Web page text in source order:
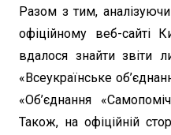
Разом з тим,
офіційному веб-сайті
вдалося знайти звіти
«Всеукраїнське
«Об’єднання
Також, на офіційній